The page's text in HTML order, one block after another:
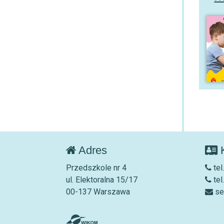
Adres
Przedszkole nr 4
ul. Elektoralna 15/17
00-137 Warszawa
tel.
tel.